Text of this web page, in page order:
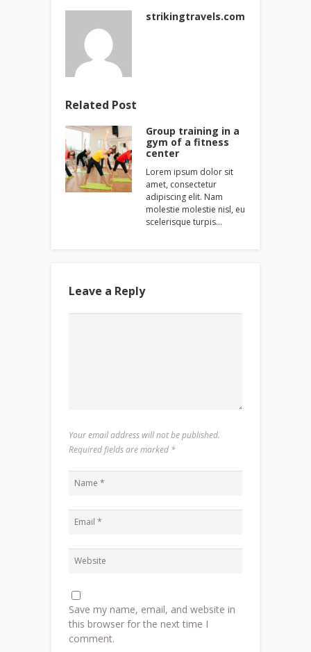
strikingtravels.com
Related Post
Group training in a
gym of a fitness
center
Lorem ipsum dolor sit
amet, consectetur
adipiscing elit. Nam
molestie molestie nisl, eu
scelerisque turpis…
Leave a Reply
Your email address will not be published.
Required fields are marked *
Save my name, email, and website in
this browser for the next time I
comment.